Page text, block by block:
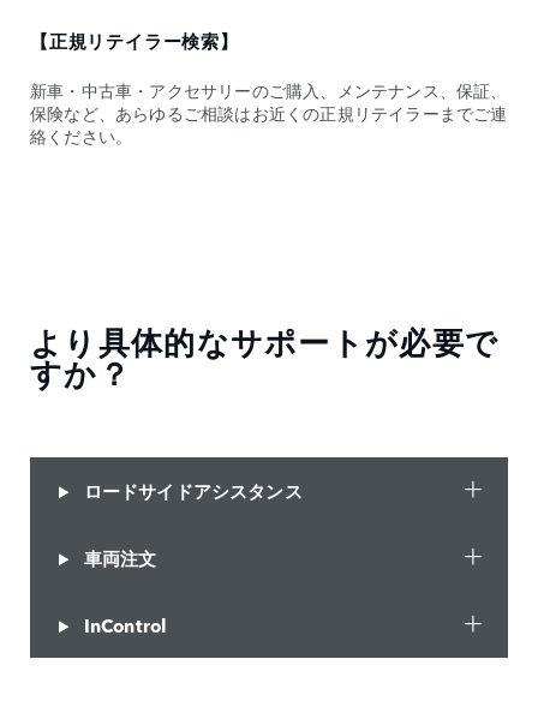
【正規リテイラー検索】
新車・中古車・アクセサリーのご購入、メンテナンス、保証、
保険など、あらゆるご相談はお近くの正規リテイラーまでご連
絡ください。
より具体的なサポートが必要で
すか？
ロードサイドアシスタンス
車両注文
InControl